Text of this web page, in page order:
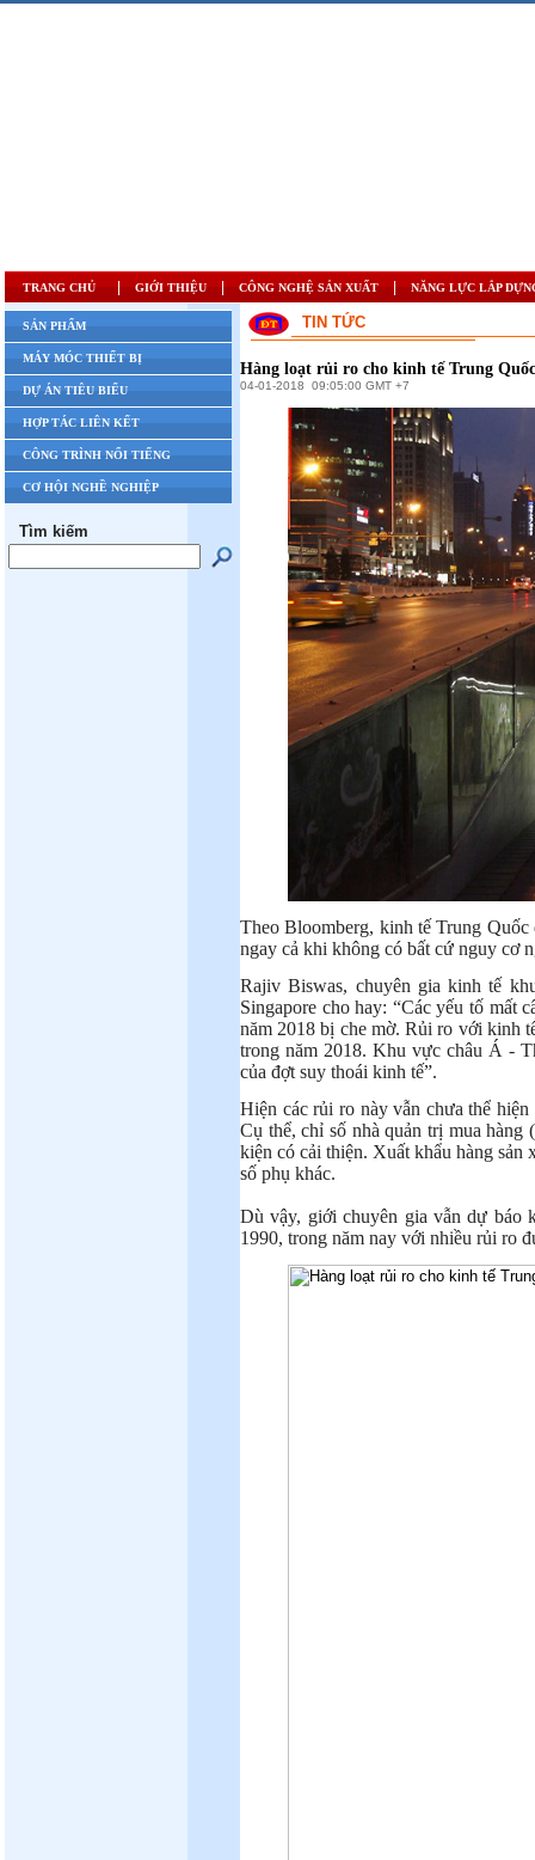
TRANG CHỦ GIỚI THIỆU CÔNG NGHỆ SẢN XUẤT NĂNG LỰC LẮP
SẢN PHẨM
MÁY MÓC THIẾT BỊ
DỰ ÁN TIÊU BIỂU
HỢP TÁC LIÊN KẾT
CÔNG TRÌNH NỔI TIẾNG
CƠ HỘI NGHỀ NGHIỆP
Tìm kiếm
TIN TỨC
Hàng loạt rủi ro cho kinh tế Trung
04-01-2018 09:05:00 GMT +7
Theo Bloomberg, kinh tế Trung
ngay cả khi không có bất cứ nguy cơ
Rajiv Biswas, chuyên gia kinh tế
Singapore cho hay: “Các yếu tố mất
năm 2018 bị che mờ. Rủi ro với kinh
trong năm 2018. Khu vực châu Á -
của đợt suy thoái kinh tế”.
Hiện các rủi ro này vẫn chưa thể
Cụ thể, chỉ số nhà quản trị mua
kiện có cải thiện. Xuất khẩu hàng sản
số phụ khác.
Dù vậy, giới chuyên gia vẫn dự báo
1990, trong năm nay với nhiều rủi ro